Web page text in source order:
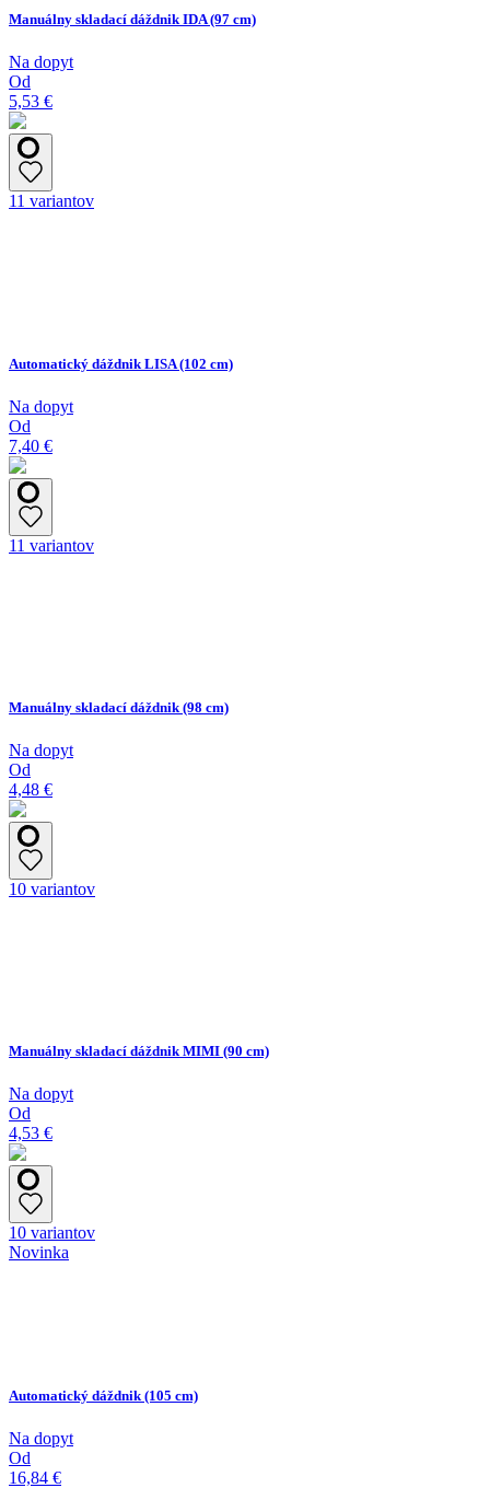
Manuálny skladací dáždnik IDA (97 cm)
Na dopyt
Od
5,53 €
11 variantov
Automatický dáždnik LISA (102 cm)
Na dopyt
Od
7,40 €
11 variantov
Manuálny skladací dáždnik (98 cm)
Na dopyt
Od
4,48 €
10 variantov
Manuálny skladací dáždnik MIMI (90 cm)
Na dopyt
Od
4,53 €
10 variantov
Novinka
Automatický dáždnik (105 cm)
Na dopyt
Od
16,84 €